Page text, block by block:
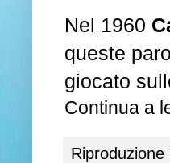
Nel 1960
queste
giocato
Continua a